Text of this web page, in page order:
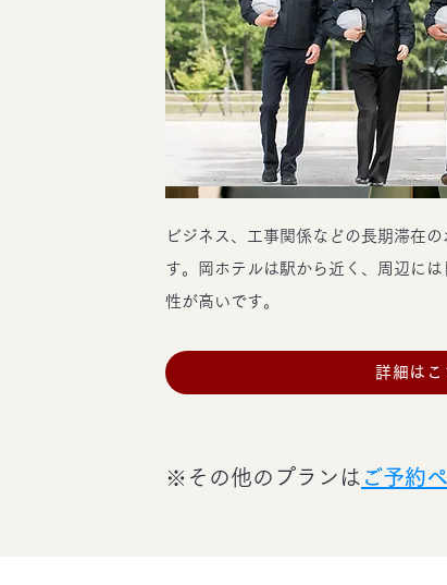
ビジネス、工事関係などの長期滞在
す。岡ホテルは駅から近く、周辺に
性が高いです。
詳細はこ
※その他のプランは ご予約